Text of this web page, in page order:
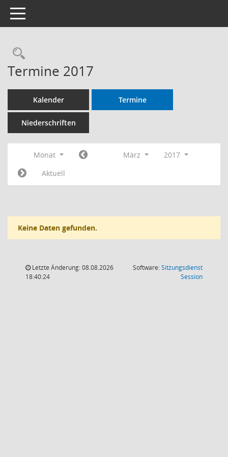
Toggle navigation
Termine 2017
Kalender Termine
Niederschriften
Monat März
2017
Aktuell
Keine Daten gefunden.
Letzte Änderung: 08.08.2026
18:40:24
Software:Sitzungsdienst
Session(Wird in